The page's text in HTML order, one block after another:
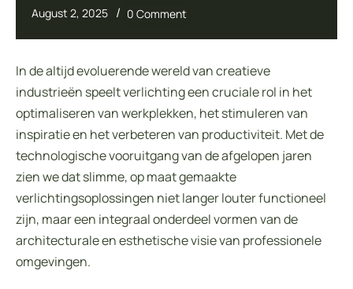
August 2, 2025 / 0 Comment
In de altijd evoluerende wereld van creatieve
industrieën speelt verlichting een cruciale rol in het
optimaliseren van werkplekken, het stimuleren van
inspiratie en het verbeteren van productiviteit. Met de
technologische vooruitgang van de afgelopen jaren
zien we dat slimme, op maat gemaakte
verlichtingsoplossingen niet langer louter functioneel
zijn, maar een integraal onderdeel vormen van de
architecturale en esthetische visie van professionele
omgevingen.